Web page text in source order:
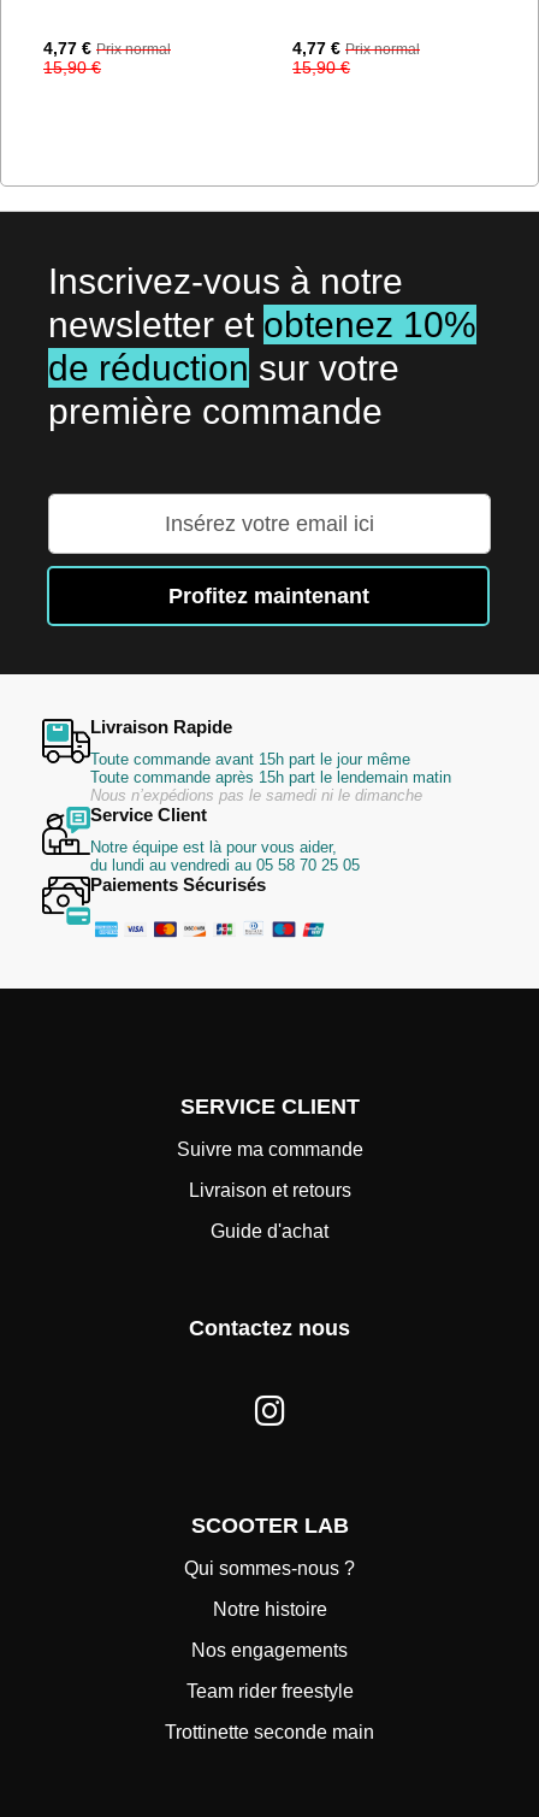
Prix
Spécial
4,77 € Prix normal
15,90 €
Prix
Spécial
4,77 € Prix normal
15,90 €
Inscrivez-vous à notre
newsletter et obtenez 10%
de réduction sur votre
première commande
notre
d’information
Profitez maintenant
Livraison Rapide
Toute commande avant 15h part le jour même
Toute commande après 15h part le lendemain matin
Nous n’expédions pas le samedi ni le dimanche
Service Client
Notre équipe est là pour vous aider,
du lundi au vendredi au 05 58 70 25 05
Paiements Sécurisés
SERVICE CLIENT
Suivre ma commande
Livraison et retours
Guide d'achat
Contactez nous
SCOOTER LAB
Qui sommes-nous ?
Notre histoire
Nos engagements
Team rider freestyle
Trottinette seconde main